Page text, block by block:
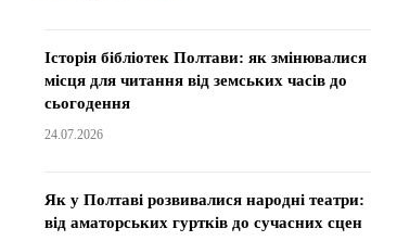
Історія бібліотек Полтави: як змінювалися
місця для читання від земських часів до
сьогодення
24.07.2026
Як у Полтаві розвивалися народні театри:
від аматорських гуртків до сучасних сцен